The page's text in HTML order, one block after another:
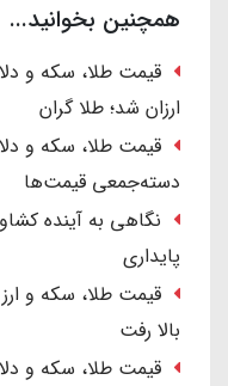
همچنین بخوانید...
ارزان شد؛ طلا گران
دسته‌جمعی قیمت‌ها
نگاهی به آینده
پایداری
بالا رفت